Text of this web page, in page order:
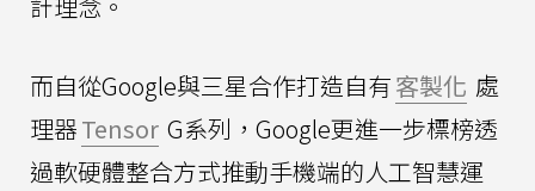
計理念。
而自從Google與三星合作打造自有客製化 處
理器Tensor G系列，Google更進一步標榜透
過軟硬體整合方式推動手機端的人工智慧運